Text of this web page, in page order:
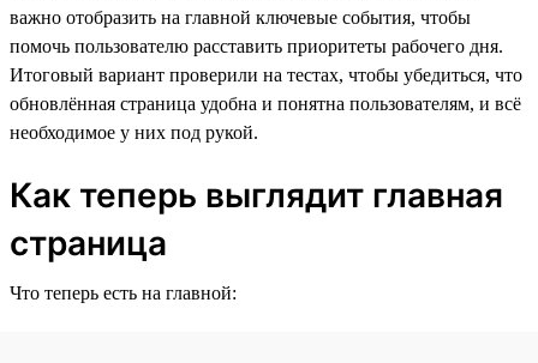
важно отобразить на главной ключевые события, чтобы
помочь пользователю расставить приоритеты рабочего дня.
Итоговый вариант проверили на тестах, чтобы убедиться, что
обновлённая страница удобна и понятна пользователям, и всё
необходимое у них под рукой.
Как теперь выглядит главная
страница
Что теперь есть на главной: